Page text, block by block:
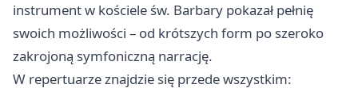
instrument w kościele św. Barbary pokazał pełnię
swoich możliwości – od krótszych form po szeroko
zakrojoną symfoniczną narrację.
W repertuarze znajdzie się przede wszystkim: